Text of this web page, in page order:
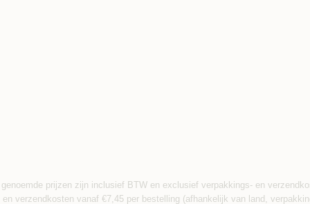
prijzen zijn inclusief BTW en exclusief verpakkings- en
en verzendkosten vanaf €7,45 per bestelling (afhankelijk van land,